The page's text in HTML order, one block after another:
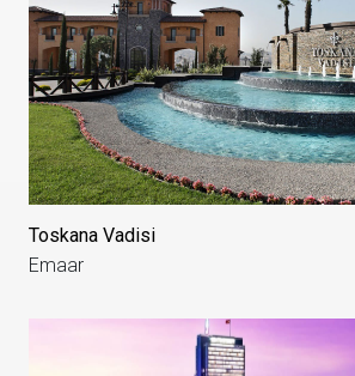
Toskana Vadisi
Emaar